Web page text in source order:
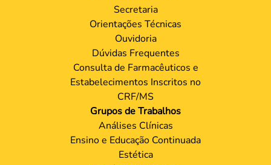
Secretaria
Orientações Técnicas
Ouvidoria
Dúvidas Frequentes
Consulta de Farmacêuticos e
Estabelecimentos Inscritos no
CRF/MS
Grupos de Trabalhos
Análises Clínicas
Ensino e Educação Continuada
Estética